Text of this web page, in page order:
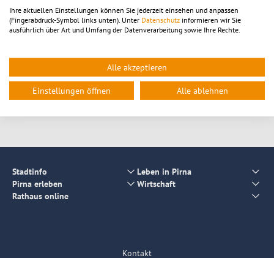
Da momentan etwa 500 Kinder und Jugendliche im Alter von 11
bis 16 Jahren am Pirnaer Buchsommer (Buchsommer | Stadt Pirna
mitlesen - nämlich drei Bücher bis zum 21. August 2026 - könnten
Zurück
Stadtinfo
Leben in Pirna
Pirna erleben
Wirtschaft
Rathaus online
Kontakt
Ihre aktuellen Einstellungen können Sie jederzeit einsehen und anpassen
(Fingerabdruck-Symbol links unten). Unter Datenschutz informieren wir Sie
ausführlich über Art und Umfang der Datenverarbeitung sowie Ihre Rechte.
Alle akzeptieren
Einstellungen öffnen Alle ablehnen